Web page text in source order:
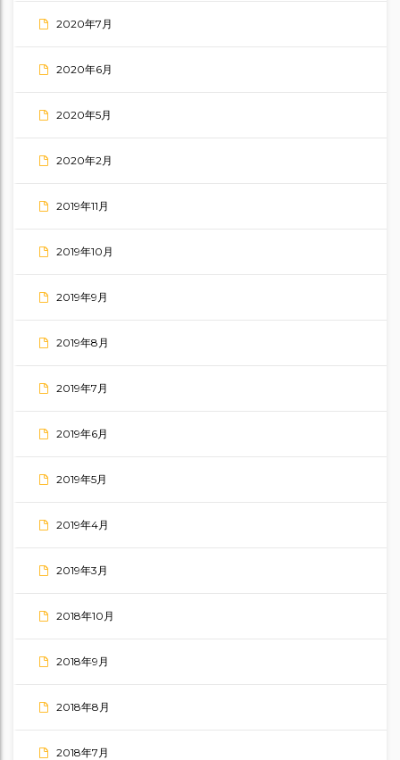
2020年7月
2020年6月
2020年5月
2020年2月
2019年11月
2019年10月
2019年9月
2019年8月
2019年7月
2019年6月
2019年5月
2019年4月
2019年3月
2018年10月
2018年9月
2018年8月
2018年7月